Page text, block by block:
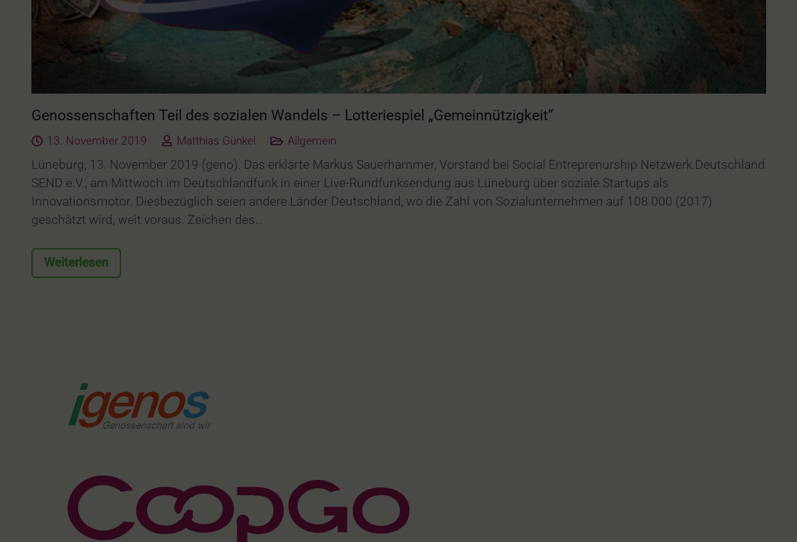
Genossenschaften Teil des sozialen Wandels – Lotteriespiel „Gemeinnützigkeit“
13. November 2019 Matthias Günkel Allgemein
Lüneburg, 13. November 2019 (geno). Das erklärte Markus Sauerhammer, Vorstand bei Social Entreprenurship Netzwerk Deutschland
SEND e.V., am Mittwoch im Deutschlandfunk in einer Live-Rundfunksendung aus Lüneburg über soziale Startups als
Innovationsmotor. Diesbezüglich seien andere Länder Deutschland, wo die Zahl von Sozialunternehmen auf 108.000 (2017)
geschätzt wird, weit voraus. Zeichen des…
Weiterlesen